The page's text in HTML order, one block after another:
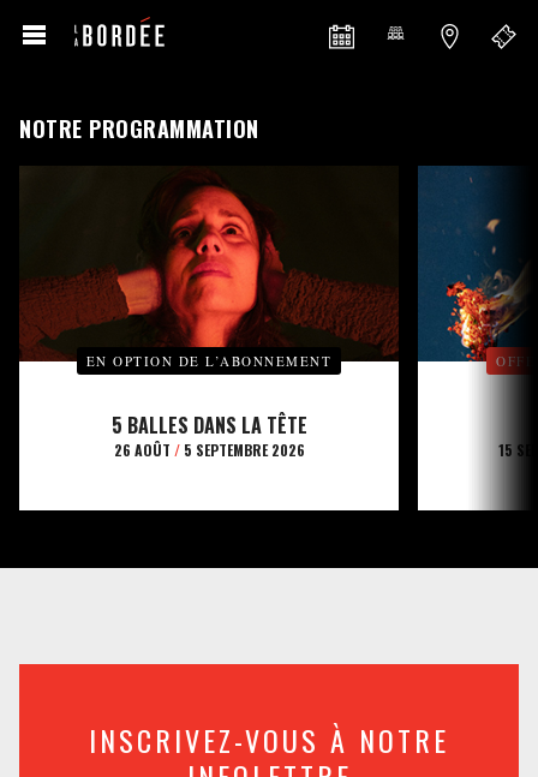
NOTRE PROGRAMMATION
EN OPTION DE L’ABONNEMENT
5 BALLES DANS LA TÊTE
26 AOÛT /5 SEPTEMBRE 2026 15
INSCRIVEZ-VOUS À NOTRE